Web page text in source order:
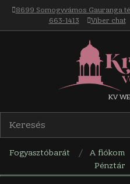
Skip
content
8699 Somogyvámos Gauranga
663-1413
Viber chat
Krisna-
völgy
KV
Fogyasztóbarát A fiókom
Pénztár